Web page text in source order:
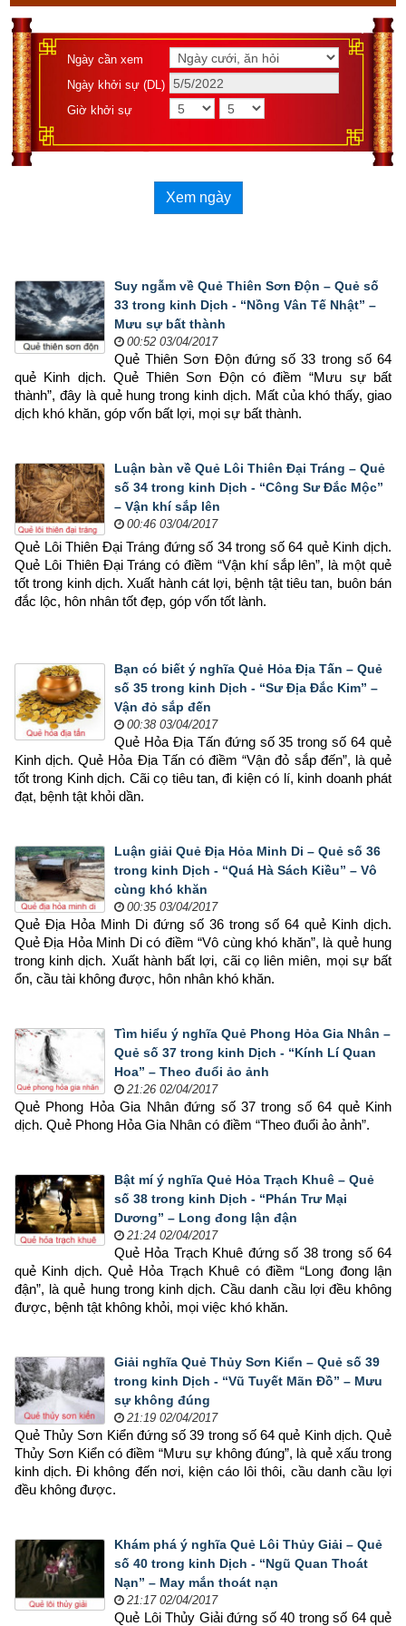
Ngày cần xem
Ngày khởi sự (DL)
Giờ khởi sự
Xem ngày
Suy ngẫm về Quẻ Thiên Sơn Độn – Quẻ số
33 trong kinh Dịch - “Nồng Vân Tế Nhật” –
Mưu sự bất thành
00:52 03/04/2017
Quẻ Thiên Sơn Độn đứng số 33 trong số 64
quẻ Kinh dịch. Quẻ Thiên Sơn Độn có điềm “Mưu sự bất
thành”, đây là quẻ hung trong kinh dịch. Mất của khó thấy, giao
dịch khó khăn, góp vốn bất lợi, mọi sự bất thành.
Luận bàn về Quẻ Lôi Thiên Đại Tráng – Quẻ
số 34 trong kinh Dịch - “Công Sư Đắc Mộc”
– Vận khí sắp lên
00:46 03/04/2017
Quẻ Lôi Thiên Đại Tráng đứng số 34 trong số 64 quẻ Kinh dịch.
Quẻ Lôi Thiên Đại Tráng có điềm “Vận khí sắp lên”, là một quẻ
tốt trong kinh dịch. Xuất hành cát lợi, bệnh tật tiêu tan, buôn bán
đắc lộc, hôn nhân tốt đẹp, góp vốn tốt lành.
Bạn có biết ý nghĩa Quẻ Hỏa Địa Tấn – Quẻ
số 35 trong kinh Dịch - “Sư Địa Đắc Kim” –
Vận đỏ sắp đến
00:38 03/04/2017
Quẻ Hỏa Địa Tấn đứng số 35 trong số 64 quẻ
Kinh dịch. Quẻ Hỏa Địa Tấn có điềm “Vận đỏ sắp đến”, là quẻ
tốt trong Kinh dịch. Cãi cọ tiêu tan, đi kiện có lí, kinh doanh phát
đạt, bệnh tật khỏi dần.
Luận giải Quẻ Địa Hỏa Minh Di – Quẻ số 36
trong kinh Dịch - “Quá Hà Sách Kiều” – Vô
cùng khó khăn
00:35 03/04/2017
Quẻ Địa Hỏa Minh Di đứng số 36 trong số 64 quẻ Kinh dịch.
Quẻ Địa Hỏa Minh Di có điềm “Vô cùng khó khăn”, là quẻ hung
trong kinh dịch. Xuất hành bất lợi, cãi cọ liên miên, mọi sự bất
ổn, cầu tài không được, hôn nhân khó khăn.
Tìm hiểu ý nghĩa Quẻ Phong Hỏa Gia Nhân –
Quẻ số 37 trong kinh Dịch - “Kính Lí Quan
Hoa” – Theo đuổi ảo ảnh
21:26 02/04/2017
Quẻ Phong Hỏa Gia Nhân đứng số 37 trong số 64 quẻ Kinh
dịch. Quẻ Phong Hỏa Gia Nhân có điềm “Theo đuổi ảo ảnh”.
Bật mí ý nghĩa Quẻ Hỏa Trạch Khuê – Quẻ
số 38 trong kinh Dịch - “Phán Trư Mại
Dương” – Long đong lận đận
21:24 02/04/2017
Quẻ Hỏa Trạch Khuê đứng số 38 trong số 64
quẻ Kinh dịch. Quẻ Hỏa Trạch Khuê có điềm “Long đong lận
đận”, là quẻ hung trong kinh dịch. Cầu danh cầu lợi đều không
được, bệnh tật không khỏi, mọi việc khó khăn.
Giải nghĩa Quẻ Thủy Sơn Kiển – Quẻ số 39
trong kinh Dịch - “Vũ Tuyết Mãn Đồ” – Mưu
sự không đúng
21:19 02/04/2017
Quẻ Thủy Sơn Kiển đứng số 39 trong số 64 quẻ Kinh dịch. Quẻ
Thủy Sơn Kiển có điềm “Mưu sự không đúng”, là quẻ xấu trong
kinh dịch. Đi không đến nơi, kiện cáo lôi thôi, cầu danh cầu lợi
đều không được.
Khám phá ý nghĩa Quẻ Lôi Thủy Giải – Quẻ
số 40 trong kinh Dịch - “Ngũ Quan Thoát
Nạn” – May mắn thoát nạn
21:17 02/04/2017
Quẻ Lôi Thủy Giải đứng số 40 trong số 64 quẻ